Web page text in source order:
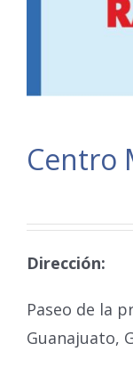
Centro
Dirección:
Paseo de la
Guanajuato,